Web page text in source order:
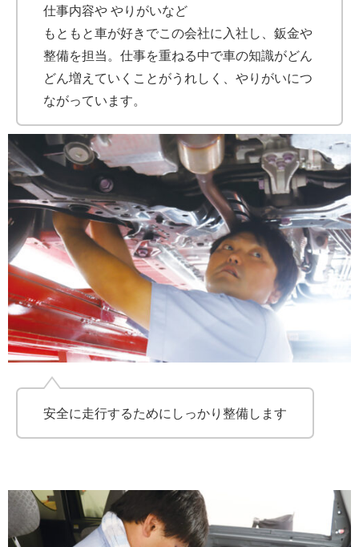
仕事内容や やりがいなど
もともと車が好きでこの会社に入社し、鈑金や
整備を担当。仕事を重ねる中で車の知識がどん
どん増えていくことがうれしく、やりがいにつ
ながっています。
安全に走行するためにしっかり整備します